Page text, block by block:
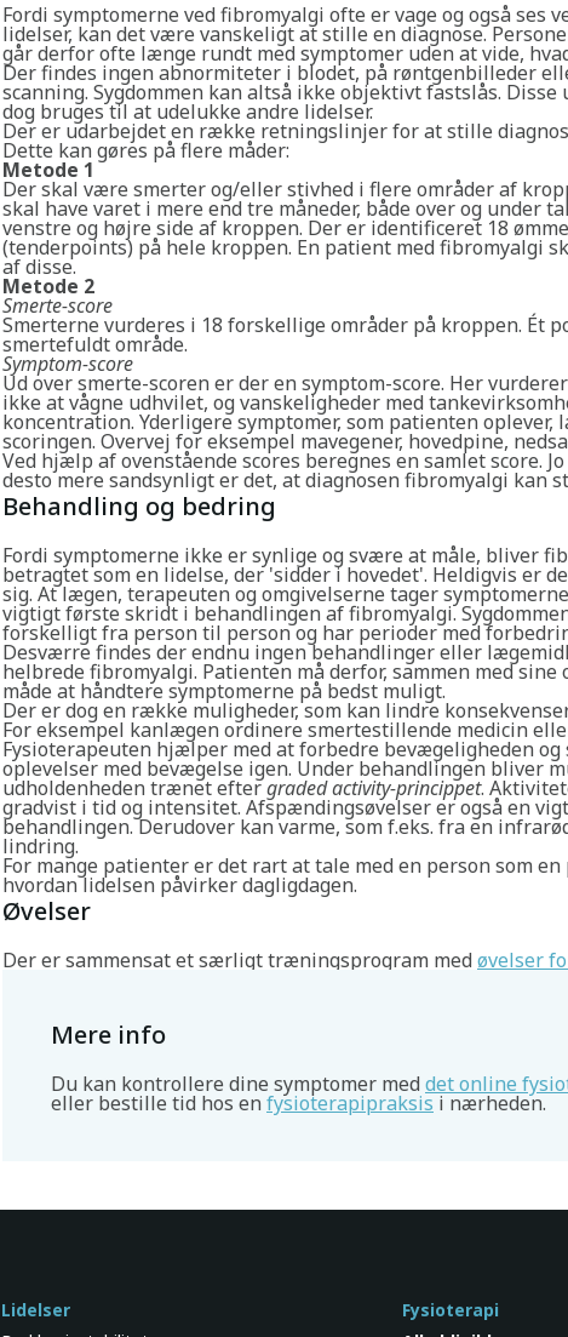
Fordi symptomerne ved fibromyalgi ofte er vage og også ses
lidelser, kan det være vanskeligt at stille en diagnose.
går derfor ofte længe rundt med symptomer uden at vide,
Der findes ingen abnormiteter i blodet, på røntgenbilleder
scanning. Sygdommen kan altså ikke objektivt fastslås. Disse
dog bruges til at udelukke andre lidelser.
Der er udarbejdet en række retningslinjer for at stille
Dette kan gøres på flere måder:
Metode 1
Der skal være smerter og/eller stivhed i flere områder af
skal have varet i mere end tre måneder, både over og under
venstre og højre side af kroppen. Der er identificeret 18
(tenderpoints) på hele kroppen. En patient med fibromyalgi
af disse.
Metode 2
Smerte-score
Smerterne vurderes i 18 forskellige områder på kroppen. Ét
smertefuldt område.
Symptom-score
Ud over smerte-scoren er der en symptom-score. Her
ikke at vågne udhvilet, og vanskeligheder med
koncentration. Yderligere symptomer, som patienten oplever,
scoringen. Overvej for eksempel mavegener, hovedpine,
Ved hjælp af ovenstående scores beregnes en samlet score.
desto mere sandsynligt er det, at diagnosen fibromyalgi kan
Behandling og bedring
Fordi symptomerne ikke er synlige og svære at måle, bliver
betragtet som en lidelse, der 'sidder i hovedet'. Heldigvis er
sig. At lægen, terapeuten og omgivelserne tager
vigtigt første skridt i behandlingen af fibromyalgi.
forskelligt fra person til person og har perioder med
Desværre findes der endnu ingen behandlinger eller
helbrede fibromyalgi. Patienten må derfor, sammen med sine
måde at håndtere symptomerne på bedst muligt.
Der er dog en række muligheder, som kan lindre
For eksempel kanlægen ordinere smertestillende medicin
Fysioterapeuten hjælper med at forbedre bevægeligheden og
oplevelser med bevægelse igen. Under behandlingen bliver
udholdenheden trænet eftergraded activity-princippet.
gradvist i tid og intensitet. Afspændingsøvelser er også en
behandlingen. Derudover kan varme, som f.eks. fra en
lindring.
For mange patienter er det rart at tale med en person som en
hvordan lidelsen påvirker dagligdagen.
Øvelser
Der er sammensat et særligt træningsprogram med øvelser
Mere info
Du kan kontrollere dine symptomer med det online
eller bestille tid hos en fysioterapipraksis i nærheden.
Lidelser
Fysioterapi